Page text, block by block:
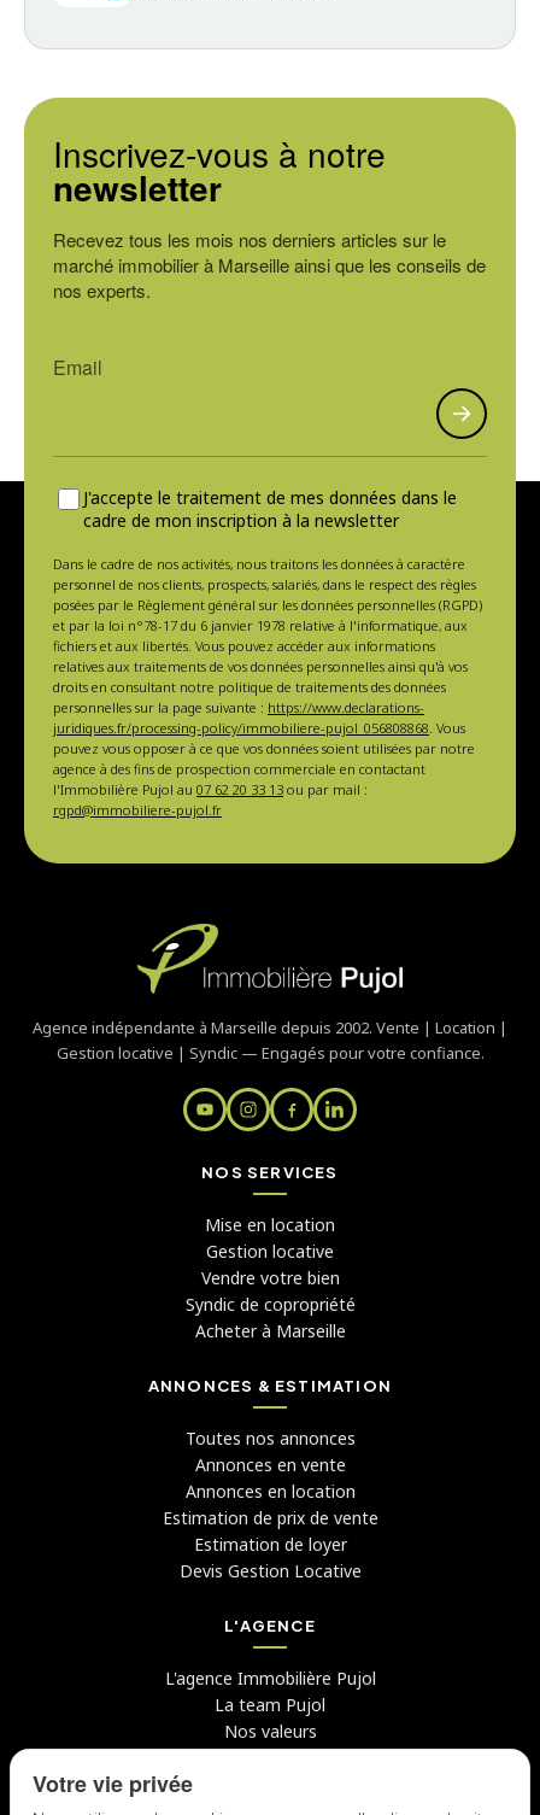
Inscrivez-vous à notre
newsletter
Recevez tous les mois nos derniers articles sur le
marché immobilier à Marseille ainsi que les conseils de
nos experts.
J'accepte le traitement de mes données dans le
cadre de mon inscription à la newsletter
Dans le cadre de nos activités, nous traitons les données à caractère
personnel de nos clients, prospects, salariés, dans le respect des règles
posées par le Règlement général sur les données personnelles (RGPD)
et par la loi n°78-17 du 6 janvier 1978 relative à l'informatique, aux
fichiers et aux libertés. Vous pouvez accéder aux informations
relatives aux traitements de vos données personnelles ainsi qu'à vos
droits en consultant notre politique de traitements des données
personnelles sur la page suivante : https://www.declarations-
juridiques.fr/processing-policy/immobiliere-pujol_056808868. Vous
pouvez vous opposer à ce que vos données soient utilisées par notre
agence à des fins de prospection commerciale en contactant
l'Immobilière Pujol au 07 62 20 33 13 ou par mail :
rgpd@immobiliere-pujol.fr
Agence indépendante à Marseille depuis 2002. Vente | Location |
Gestion locative | Syndic — Engagés pour votre confiance.
NOS SERVICES
Mise en location
Gestion locative
Vendre votre bien
Syndic de copropriété
Acheter à Marseille
ANNONCES & ESTIMATION
Toutes nos annonces
Annonces en vente
Annonces en location
Estimation de prix de vente
Estimation de loyer
Devis Gestion Locative
L'AGENCE
L'agence Immobilière Pujol
La team Pujol
Nos valeurs
Avis clients
Candidater chez nous
Votre vie privée